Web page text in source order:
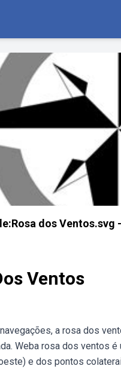
dos Ventos.svg
Ventos
a rosa dos
Weba rosa dos ventos
e dos pontos